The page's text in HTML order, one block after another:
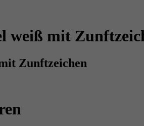
weiß mit
Zunftzeichen